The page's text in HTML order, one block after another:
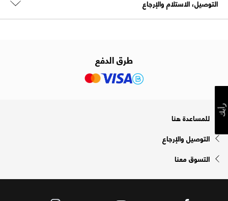
التوصيل، الاستلام والإرجاع
طرق الدفع
للمساعدة هنا
التوصيل والإرجاع
التسوق معنا
رأيك